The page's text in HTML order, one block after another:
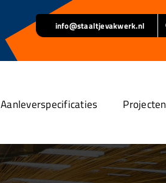
info@staaltjevakwerk.nl
Aanleverspecificaties Projecten